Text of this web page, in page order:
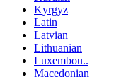
Kyrgyz
Latin
Latvian
Lithuanian
Luxembou..
Macedonian